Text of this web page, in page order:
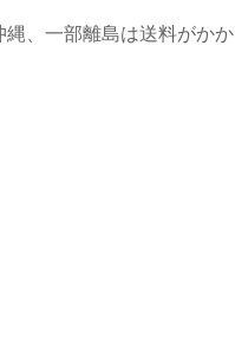
、一部離島は送料がかか